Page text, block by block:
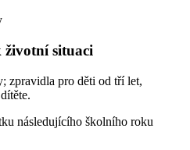
situaci
zpravidla pro děti od tří let,
následujícího školního roku